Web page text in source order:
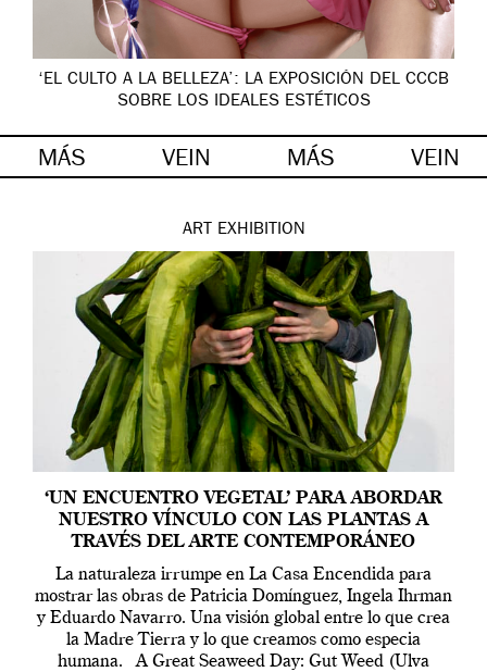
‘EL CULTO A LA BELLEZA’: LA EXPOSICIÓN DEL CCCB
SOBRE LOS IDEALES ESTÉTICOS
MÁS VEIN MÁS VEIN
ART EXHIBITION
‘UN ENCUENTRO VEGETAL’ PARA ABORDAR
NUESTRO VÍNCULO CON LAS PLANTAS A
TRAVÉS DEL ARTE CONTEMPORÁNEO
La naturaleza irrumpe en La Casa Encendida para
mostrar las obras de Patricia Domínguez, Ingela Ihrman
y Eduardo Navarro. Una visión global entre lo que crea
la Madre Tierra y lo que creamos como especia
humana. A Great Seaweed Day: Gut Weed (Ulva